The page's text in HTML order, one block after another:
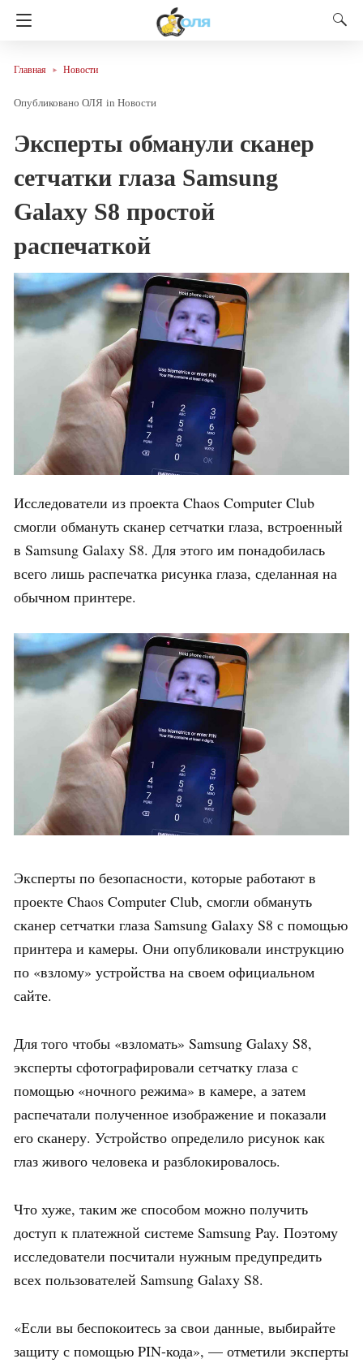
Главная Новости
ОЛЯ in Новости
Эксперты обманули сканер
сетчатки глаза Samsung
Galaxy S8 простой
распечаткой
Исследователи из проекта Chaos Computer Club
смогли обмануть сканер сетчатки глаза, встроенный
в Samsung Galaxy S8. Для этого им понадобилась
всего лишь распечатка рисунка глаза, сделанная на
обычном принтере.
Эксперты по безопасности, которые работают в
проекте Chaos Computer Club, смогли обмануть
сканер сетчатки глаза Samsung Galaxy S8 с помощью
принтера и камеры. Они опубликовали инструкцию
по «взлому» устройства на своем официальном
сайте.
Для того чтобы «взломать» Samsung Galaxy S8,
эксперты сфотографировали сетчатку глаза с
помощью «ночного режима» в камере, а затем
распечатали полученное изображение и показали
его сканеру. Устройство определило рисунок как
глаз живого человека и разблокировалось.
Что хуже, таким же способом можно получить
доступ к платежной системе Samsung Pay. Поэтому
исследователи посчитали нужным предупредить
всех пользователей Samsung Galaxy S8.
«Если вы беспокоитесь за свои данные, выбирайте
защиту с помощью PIN-кода», — отметили эксперты